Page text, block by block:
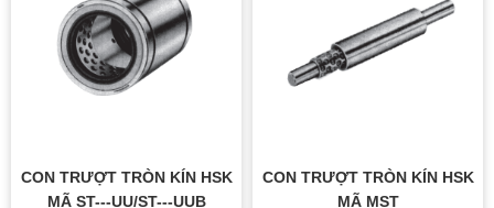
CON TRƯỢT TRÒN KÍN HSK
MÃ ST---UU/ST---UUB
CON TRƯỢT TRÒN KÍN HSK
MÃ MST